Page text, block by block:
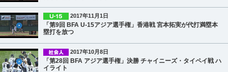
2017年11月1日
「第9回 BFA U-15アジア選手権」香港戦 宮本拓実が代打満塁本
塁打を放つ
2017年10月8日
「第28回 BFA アジア選手権」決勝 チャイニーズ・タイペイ戦 ハ
イライト